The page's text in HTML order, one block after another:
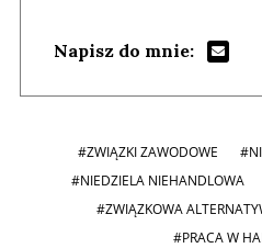
Napisz do mnie:
#ZWIĄZKI ZAWODOWE
#NIEDZIELA NIEHANDLOWA
#ZWIĄZKOWA
#PRACA W